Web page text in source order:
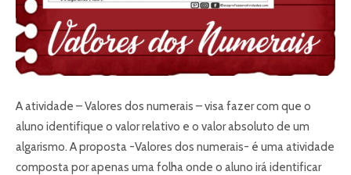
A atividade – Valores dos numerais – visa fazer com que o
aluno identifique o valor relativo e o valor absoluto de um
algarismo. A proposta -Valores dos numerais- é uma atividade
composta por apenas uma folha onde o aluno irá identificar